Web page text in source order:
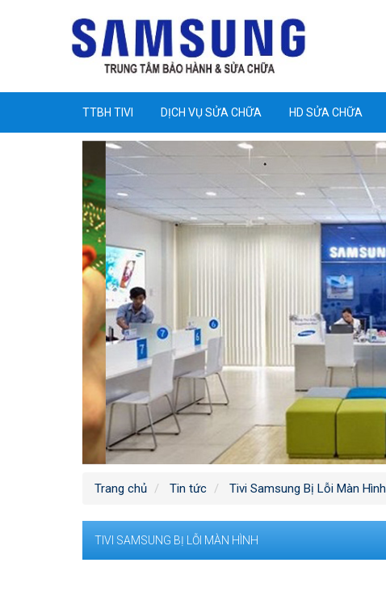
TTBH TIVI DỊCH VỤ SỬA CHỮA HD SỬA CHỮA
Trang chủ Tin tức Tivi Samsung Bị Lỗi Màn Hình
TIVI SAMSUNG BỊ LỖI MÀN HÌNH